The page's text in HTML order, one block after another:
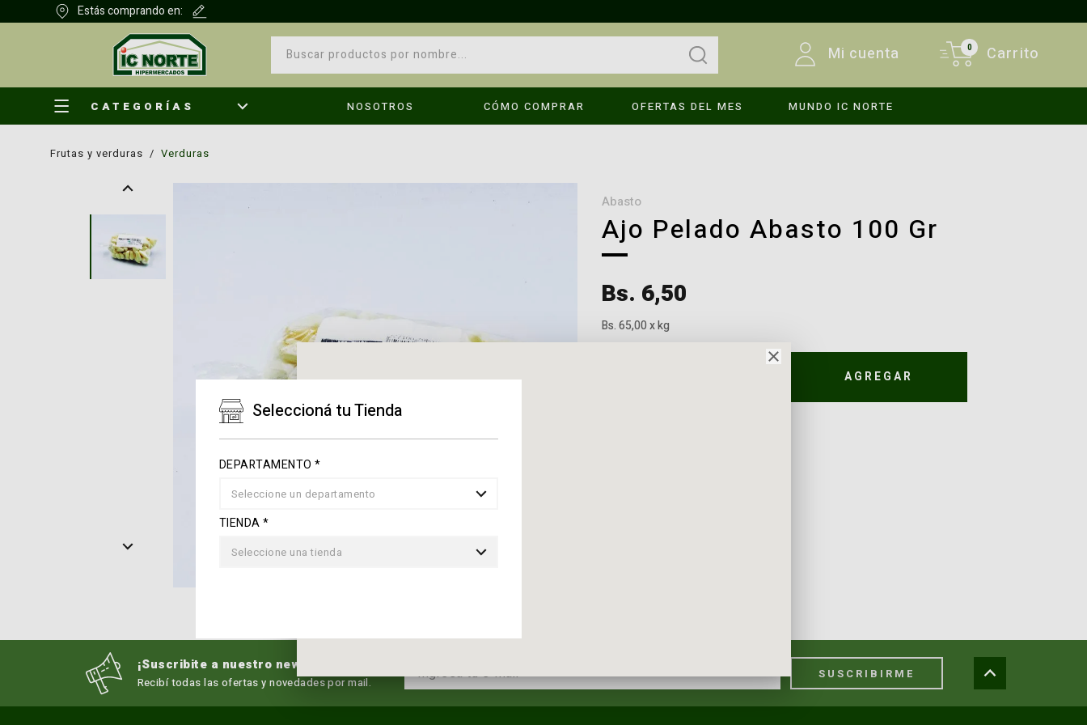
Estás comprando en:
No se encontraron resultados
Busque utilizar sinónimos al término deseado.
Mi cuenta
INICIAR SESIÓN
0 Carrito
CATEGORÍAS NOSOTROS CÓMO COMPRAR OFERTAS DEL MES MUNDO IC NORTE
frutas y verduras / verduras
abasto
Ajo Pelado Abasto 100 Gr
Bs. 6,50
Bs. 65,00 x kg
AGREGAR
¡Suscribite a nuestro newsletter!
Recibí todas las ofertas y novedades por mail.
SUSCRIBIRME
Seleccioná tu Tienda
DEPARTAMENTO *
Seleccione un departamento
TIENDA *
Seleccione una tienda